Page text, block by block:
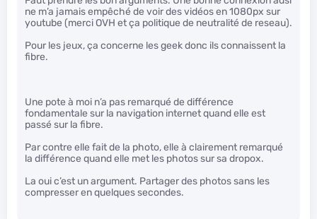
ne m’a jamais empêché de voir des vidéos en 1080px sur
youtube (merci OVH et ça politique de neutralité de reseau).
Pour les jeux, ça concerne les geek donc ils connaissent la
fibre.
Une pote à moi n’a pas remarqué de différence
fondamentale sur la navigation internet quand elle est
passé sur la fibre.
Par contre elle fait de la photo, elle à clairement remarqué
la différence quand elle met les photos sur sa dropox.
La oui c’est un argument. Partager des photos sans les
compresser en quelques secondes.